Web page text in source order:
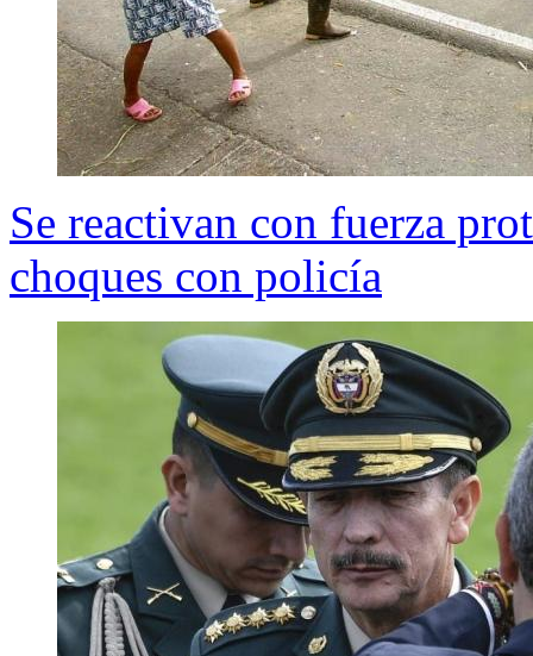
Se reactivan con fuerza
choques con policía